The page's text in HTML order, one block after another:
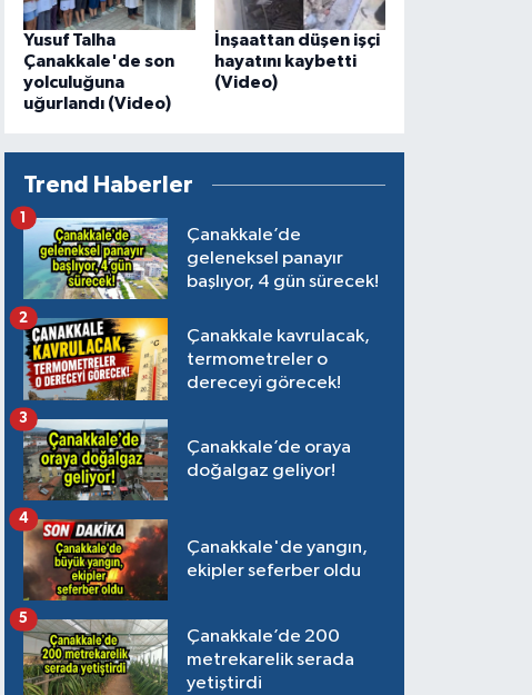
Yusuf Talha
Çanakkale'de son
yolculuğuna
uğurlandı (Video)
İnşaattan düşen işçi
hayatını kaybetti
(Video)
Trend Haberler
Çanakkale’de
geleneksel panayır
başlıyor, 4 gün sürecek!
1
Çanakkale kavrulacak,
termometreler o
dereceyi görecek!
2
Çanakkale’de oraya
doğalgaz geliyor!
3
Çanakkale'de yangın,
ekipler seferber oldu
4
Çanakkale’de 200
metrekarelik serada
yetiştirdi
5